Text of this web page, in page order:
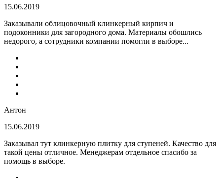
15.06.2019
Заказывали облицовочный клинкерный кирпич и
подоконники для загородного дома. Материалы обошлись
недорого, а сотрудники компании помогли в выборе...
Антон
15.06.2019
Заказывал тут клинкерную плитку для ступеней. Качество для
такой цены отличное. Менеджерам отдельное спасибо за
помощь в выборе.